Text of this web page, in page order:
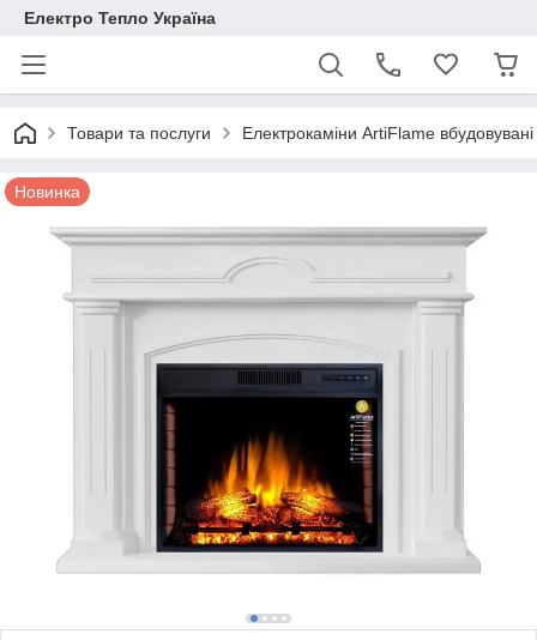
Електро Тепло Україна
Товари та послуги Електрокаміни ArtiFlame
Новинка